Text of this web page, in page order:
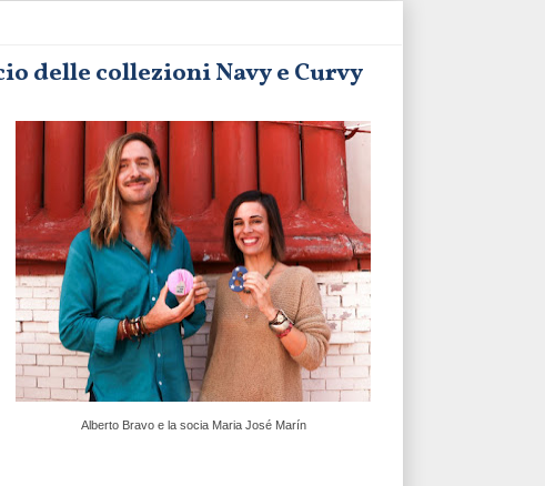
delle collezioni Navy e Curvy
Alberto Bravo e la socia Maria José Marín